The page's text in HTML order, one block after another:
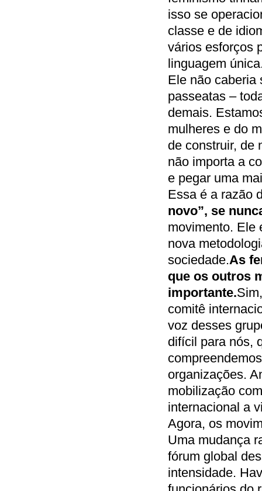
isso se
classe e de
vários esforços
linguagem
Ele não caberia
passeatas –
demais.
mulheres e do
de construir, de
não importa a
e pegar uma
Essa é a razão
novo”, se
movimento. Ele
nova
sociedade.As
que os outros
importante.
comitê
voz desses
difícil para nós,
organizações.
mobilização
internacional a
Agora, os
Uma mudança
fórum global
intensidade.